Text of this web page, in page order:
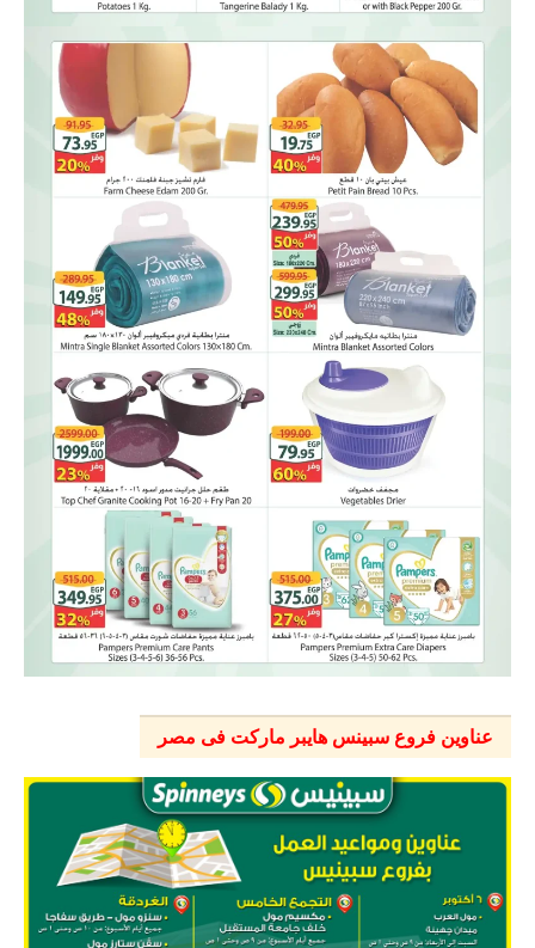
عناوين فروع سبينس هايبر ماركت فى مصر